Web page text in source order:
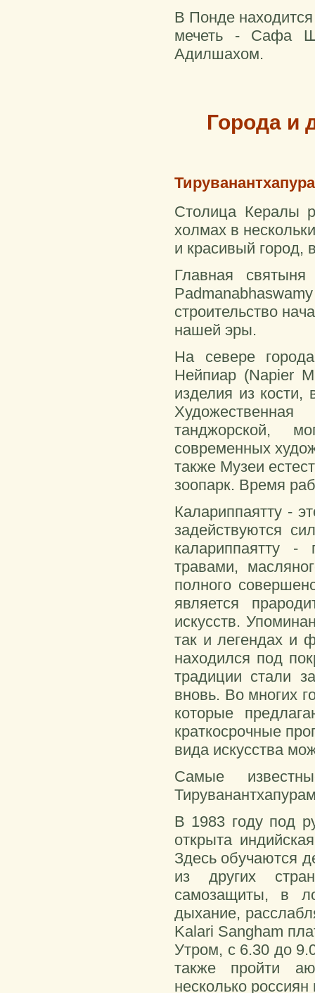
В Понде
мечеть - Сафа
Адилшахом.
Города и
Столица Кералы
холмах в
и красивый город,
Главная
строительство
нашей эры.
На севере
Нейпиар (Napier
изделия из
танджорской,
современных
также Музеи
зоопарк. Время
Калариппаятту -
задействуются
калариппаятту -
травами,
полного
является
искусств.
так и легендах и
находился под
традиции стали
вновь. Во многих
которые
краткосрочные
вида искусства
Самые
В 1983 году под
открыта
Здесь обучаются
из других
самозащиты, в
дыхание,
Kalari Sangham
Утром, с 6.30 до
также пройти
несколько